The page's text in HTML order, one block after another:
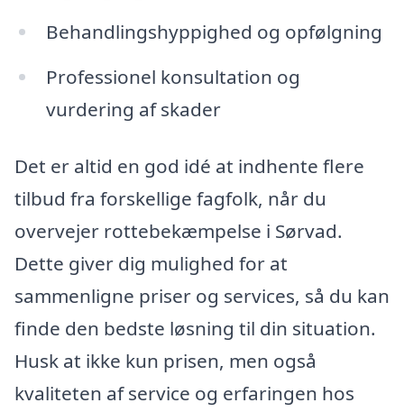
Behandlingshyppighed og opfølgning
Professionel konsultation og
vurdering af skader
Det er altid en god idé at indhente flere
tilbud fra forskellige fagfolk, når du
overvejer rottebekæmpelse i Sørvad.
Dette giver dig mulighed for at
sammenligne priser og services, så du kan
finde den bedste løsning til din situation.
Husk at ikke kun prisen, men også
kvaliteten af service og erfaringen hos